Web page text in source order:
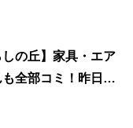
しの丘】家具・エア
全部コミ！昨日ま
住める限定モデル